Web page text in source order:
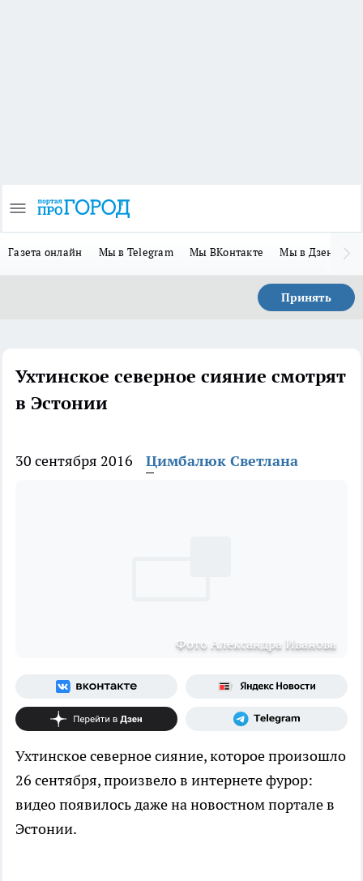
Газета онлайн Мы в Telegram Мы ВКонтакте Мы в Дзене
Принять
Ухтинское северное сияние смотрят
в Эстонии
30 сентября 2016 Цимбалюк Светлана
Фото Александра Иванова
Ухтинское северное сияние, которое произошло
26 сентября, произвело в интернете фурор:
видео появилось даже на новостном портале в
Эстонии.